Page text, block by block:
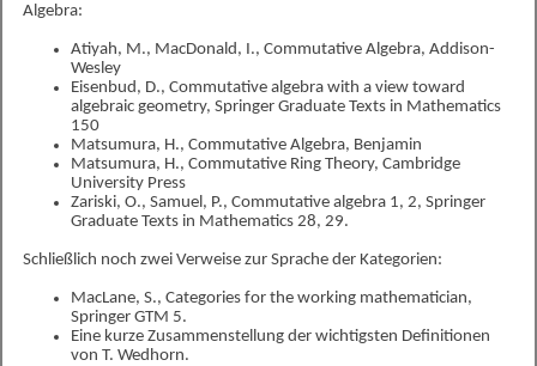
Algebra:
Atiyah, M., MacDonald, I., Commutative Algebra, Addison-
Wesley
Eisenbud, D., Commutative algebra with a view toward
algebraic geometry, Springer Graduate Texts in Mathematics
150
Matsumura, H., Commutative Algebra, Benjamin
Matsumura, H., Commutative Ring Theory, Cambridge
University Press
Zariski, O., Samuel, P., Commutative algebra 1, 2, Springer
Graduate Texts in Mathematics 28, 29.
Schließlich noch zwei Verweise zur Sprache der Kategorien:
MacLane, S., Categories for the working mathematician,
Springer GTM 5.
Eine kurze Zusammenstellung der wichtigsten Definitionen
von T. Wedhorn.